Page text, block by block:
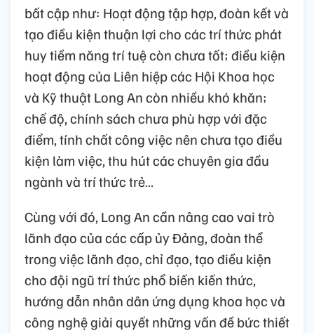
bất cập như: Hoạt động tập hợp, đoàn kết và
tạo điều kiện thuận lợi cho các trí thức phát
huy tiềm năng trí tuệ còn chưa tốt; điều kiện
hoạt động của Liên hiệp các Hội Khoa học
và Kỹ thuật Long An còn nhiều khó khăn;
chế độ, chính sách chưa phù hợp với đặc
điểm, tính chất công việc nên chưa tạo điều
kiện làm việc, thu hút các chuyên gia đầu
ngành và trí thức trẻ…
Cùng với đó, Long An cần nâng cao vai trò
lãnh đạo của các cấp ủy Đảng, đoàn thể
trong việc lãnh đạo, chỉ đạo, tạo điều kiện
cho đội ngũ trí thức phổ biến kiến thức,
hướng dẫn nhân dân ứng dụng khoa học và
công nghệ giải quyết những vấn đề bức thiết